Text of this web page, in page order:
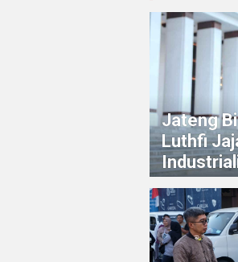
Jateng
Luthfi